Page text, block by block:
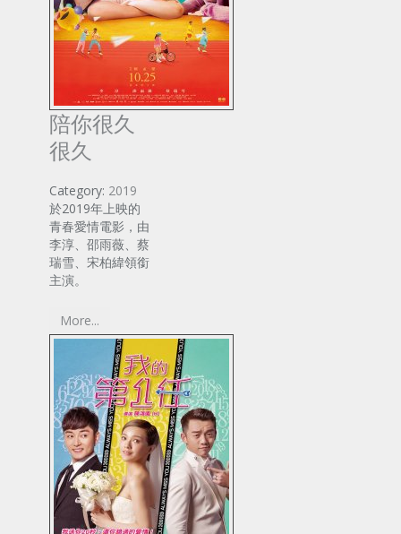
陪你很久
很久
Category: 2019
於2019年上映的
青春愛情電影，由
李淳、邵雨薇、蔡
瑞雪、宋柏緯領銜
主演。
More...